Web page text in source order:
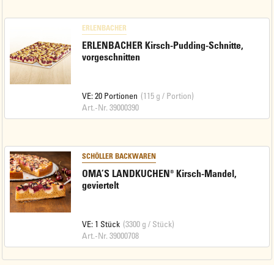
ERLENBACHER
ERLENBACHER Kirsch-Pudding-Schnitte,
vorgeschnitten
VE: 20 Portionen (115 g / Portion)
Art.-Nr. 39000390
SCHÖLLER BACKWAREN
OMA’S LANDKUCHEN® Kirsch-Mandel,
geviertelt
VE: 1 Stück (3300 g / Stück)
Art.-Nr. 39000708